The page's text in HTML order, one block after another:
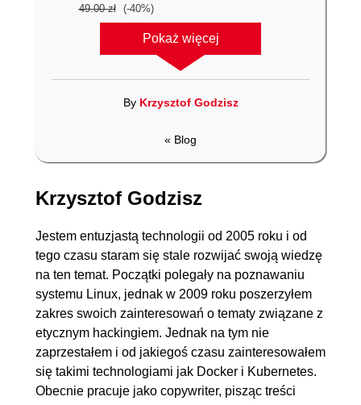
49.00 zł (-40%)
ebook
Etyczny haking.
Praktyczne
wprowadzenie do
hakingu
Daniel Graham
(53,40 zł najniższa cena z 30 dni)
Podstawy
bezpieczeństwa
informacji. Praktyczne
wprowadzenie
Jason Andress
(35,40 zł najniższa cena z 30 dni)
Pokaż więcej
« Blog
By Krzysztof Godzisz
Krzysztof Godzisz
Jestem entuzjastą technologii od 2005 roku i od
tego czasu staram się stale rozwijać swoją wiedzę
na ten temat. Początki polegały na poznawaniu
systemu Linux, jednak w 2009 roku poszerzyłem
zakres swoich zainteresowań o tematy związane z
etycznym hackingiem. Jednak na tym nie
zaprzestałem i od jakiegoś czasu zainteresowałem
się takimi technologiami jak Docker i Kubernetes.
Obecnie pracuje jako copywriter, pisząc treści